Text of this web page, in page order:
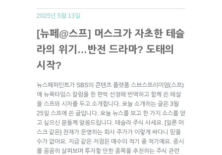
2025년 5월 13일
[뉴페@스프] 머스크가 자초한 테슬
라의 위기…반전 드라마? 도태의
시작?
뉴스페퍼민트가 SBS의 콘텐츠 플랫폼 스브스프리미엄(스프)
에 뉴욕타임스 칼럼을 한 편씩 선정해 번역하고 함께 쓴 해설
을 스프와 시차를 두고 소개합니다. 오늘 소개하는 글은 3월
25일 스프에 쓴 글입니다. 오늘 뉴스를 보고 한 가지 소스를 얻
고 싶으신 분들께 말씀드립니다. 테슬라 주식 사세요. [일론 머
스크 같은] 천재가 운영하는 회사 주가가 이렇게 싸다니 믿을
수가 없어요. 지금 같은 저점은 매수의 적기 중 적기예요. 증시
를 꼼꼼히 살펴보며 투자할 만한 종목을 추천하는 주식 관련